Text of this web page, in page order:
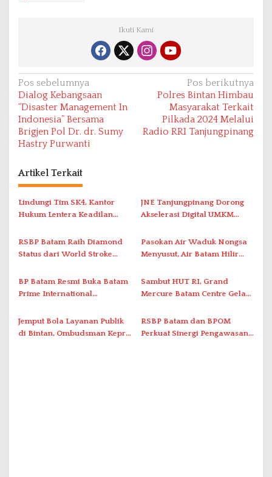
Ikuti Kami
N
a
v
i
a
s
i
p
o
s
Pos sebelumnya
Dialog Kebangsaan
“Disaster Management In
Indonesia” Bersama
Brigjen Pol Dr. dr. Sumy
Hastry Purwanti
Pos berikutnya
Polres Bintan Himbau
Masyarakat Terkait
Pilkada 2024 Melalui
Radio RRI Tanjungpinang
Artikel Terkait
Lindungi Tim SK4, Kantor
Hukum Lentera Keadilan
Perlawanan ke Petugas di
Bukik Batarah
JNE Tanjungpinang Dorong
Akselerasi Digital UMKM
2026
RSBP Batam Raih Diamond
Status dari World Stroke
Penanganan Stroke
Berstandar Internasional
Pasokan Air Waduk Nongsa
Menyusut, Air Batam Hilir
Antar-IPAM
BP Batam Resmi Buka Batam
Prime International
2026 di Stadion Temenggung
Abdul Jamal
Sambut HUT RI, Grand
Mercure Batam Centre Gelar
Nusantara’
Jemput Bola Layanan Publik
di Bintan, Ombudsman Kepri
RSBP Batam dan BPOM
Perkuat Sinergi Pengawasan